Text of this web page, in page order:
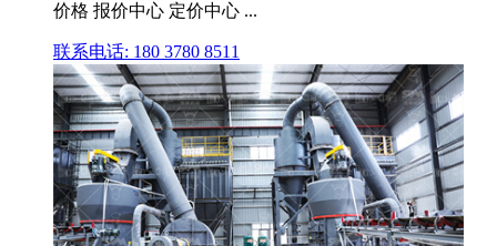
价格 报价中心 定价中心 ...
联系电话: 180 3780 8511